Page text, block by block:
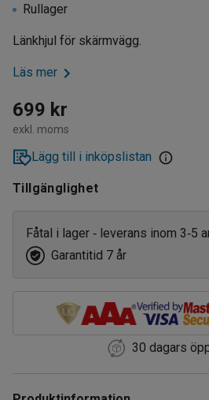
Rullager
Länkhjul för skärmvägg.
Läs mer
699 kr
exkl. moms
Lägg till i inköpslistan
Tillgänglighet
Fåtal i lager ‑ leverans inom 3‑5
Garantitid 7 år
30 dagars